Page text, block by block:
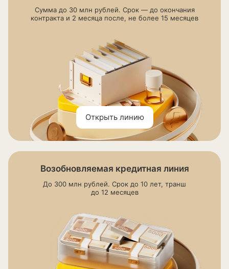
Сумма до 30 млн рублей. Срок — до окончания
контракта и 2 месяца после, не более 15 месяцев
Открыть линию
Возобновляемая кредитная линия
До 300 млн рублей. Срок до 10 лет, транш
до 12 месяцев